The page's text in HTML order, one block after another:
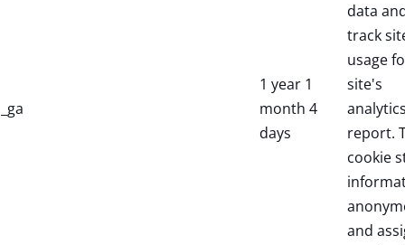
_ga
1 year 1
month 4
days
data
track
usage
site's
report.
cookie
and